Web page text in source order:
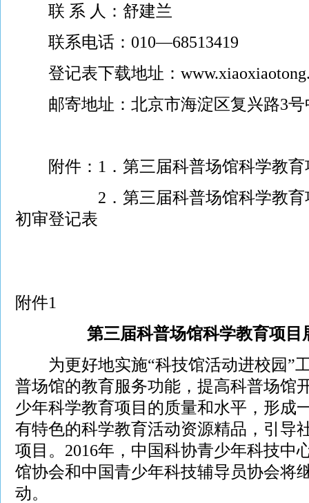
联 系 人：舒建兰
联系电话：010—68513419
登记表下载地址：
邮寄地址：北京市海淀区复兴路3号
附件：1．第三届科普场馆科学教育
2． 第三届科普场馆科学教
初审登记表
附件1
第三届科普场馆科学教育项目
为更好地实施“科技馆活动进校园”
普场馆的教育服务功能，提高科普场馆
少年科学教育项目的质量和水平，形成
有特色的科学教育活动资源精品，引导
项目。2016年，中国科协青少年科技中
馆协会和中国青少年科技辅导员协会将
动。